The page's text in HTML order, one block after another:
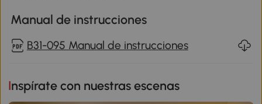
Manual de instrucciones
B31-095 Manual de instrucciones
Inspírate con nuestras escenas